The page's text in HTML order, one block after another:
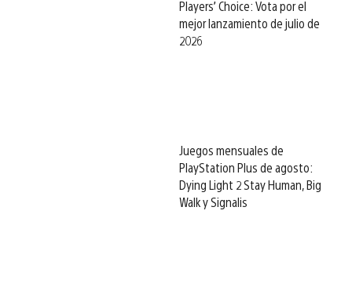
Players’ Choice: Vota por el
mejor lanzamiento de julio de
2026
Juegos mensuales de
PlayStation Plus de agosto:
Dying Light 2 Stay Human, Big
Walk y Signalis